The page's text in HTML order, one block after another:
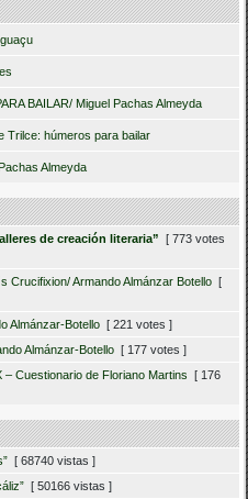
BAILAR/ Miguel Pachas Almeyda
Trilce: húmeros para bailar
Almeyda
de creación literaria”
[ 773 votes
Crucifixion/ Armando Almánzar Botello [
Almánzar-Botello [ 221 votes ]
Almánzar-Botello [ 177 votes ]
– Cuestionario de Floriano Martins
[ 176
[ 68740 vistas ]
[ 50166 vistas ]